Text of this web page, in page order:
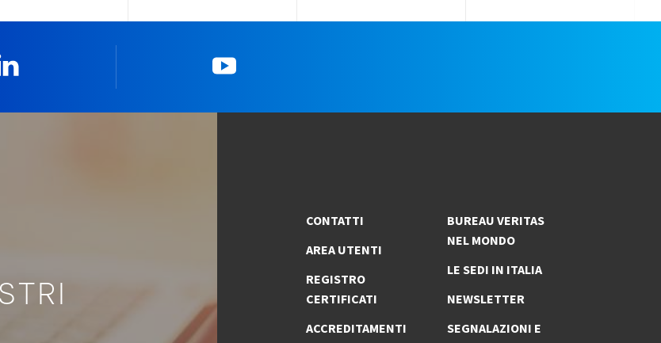
CONTATTI
AREA UTENTI
REGISTRO
CERTIFICATI
ACCREDITAMENTI
BUREAU VERITAS
NEL MONDO
LE SEDI IN ITALIA
NEWSLETTER
SEGNALAZIONI E